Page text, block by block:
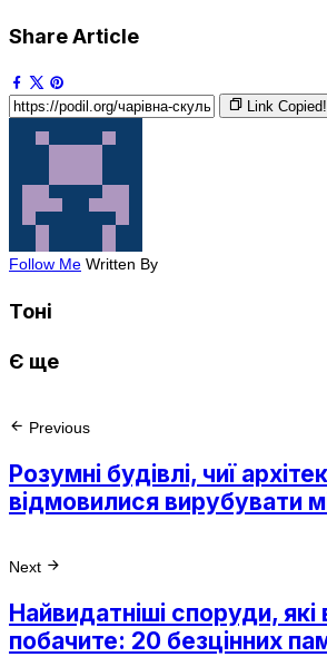
Share Article
Link Copied!
Follow Me Written By
Тоні
Є ще
Previous
Розумні будівлі, чиї
відмовилися вирубувати
Next
Найвидатніші споруди, які
побачите: 20 безцінних